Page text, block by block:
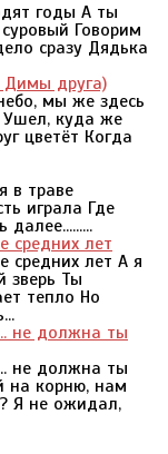
годы А ты
Говорим
сразу Дядька
Димы друга)
мы же здесь
Ушел, куда же
цветёт Когда
в траве
играла Где
средних лет
средних лет А я
зверь Ты
тепло Но
не должна ты
не должна ты
на корню, нам
Я не ожидал,